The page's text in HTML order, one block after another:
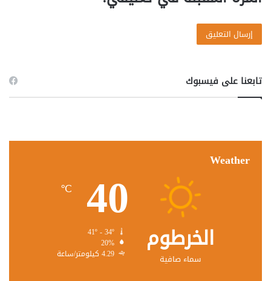
تابعنا على فيسبوك
Weather
الخرطوم
سماء صافية
40
℃
20%
4.29 كيلومتر/ساعة